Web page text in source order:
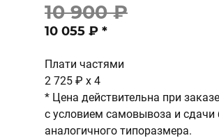
10 900 ₽
10 055 ₽ *
Плати частями
2 725 ₽ x 4
* Цена действительна при
с условием самовывоза и
аналогичного типоразмера.